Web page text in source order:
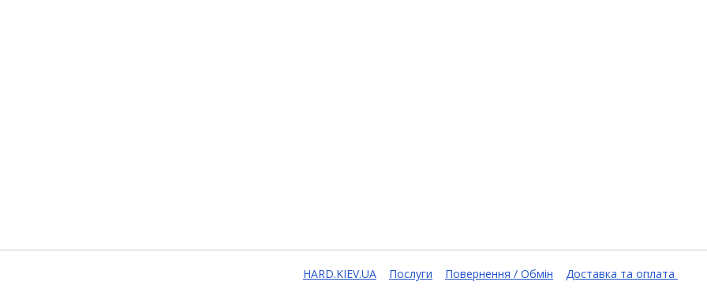
HARD.KIEV.UA Послуги Повернення / Обмін Доставка та оплата